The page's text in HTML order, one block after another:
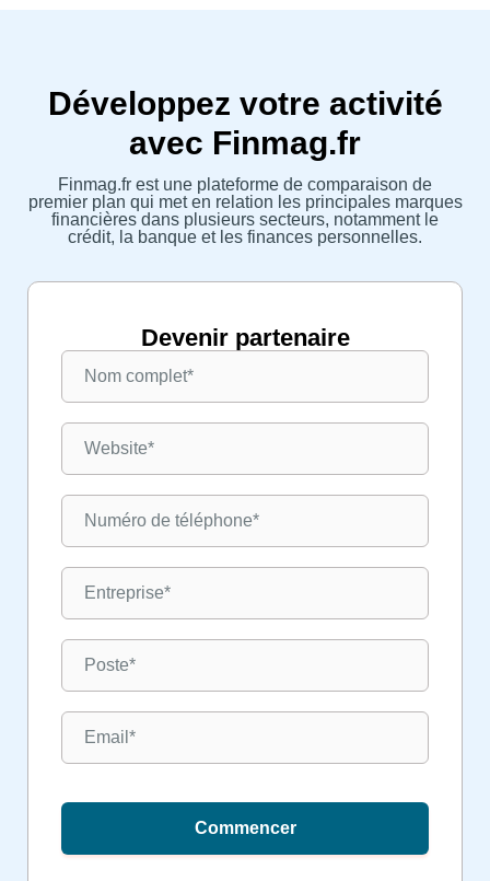
Développez votre activité
avec Finmag.fr
Finmag.fr est une plateforme de comparaison de
premier plan qui met en relation les principales marques
financières dans plusieurs secteurs, notamment le
crédit, la banque et les finances personnelles.
Devenir partenaire
Commencer